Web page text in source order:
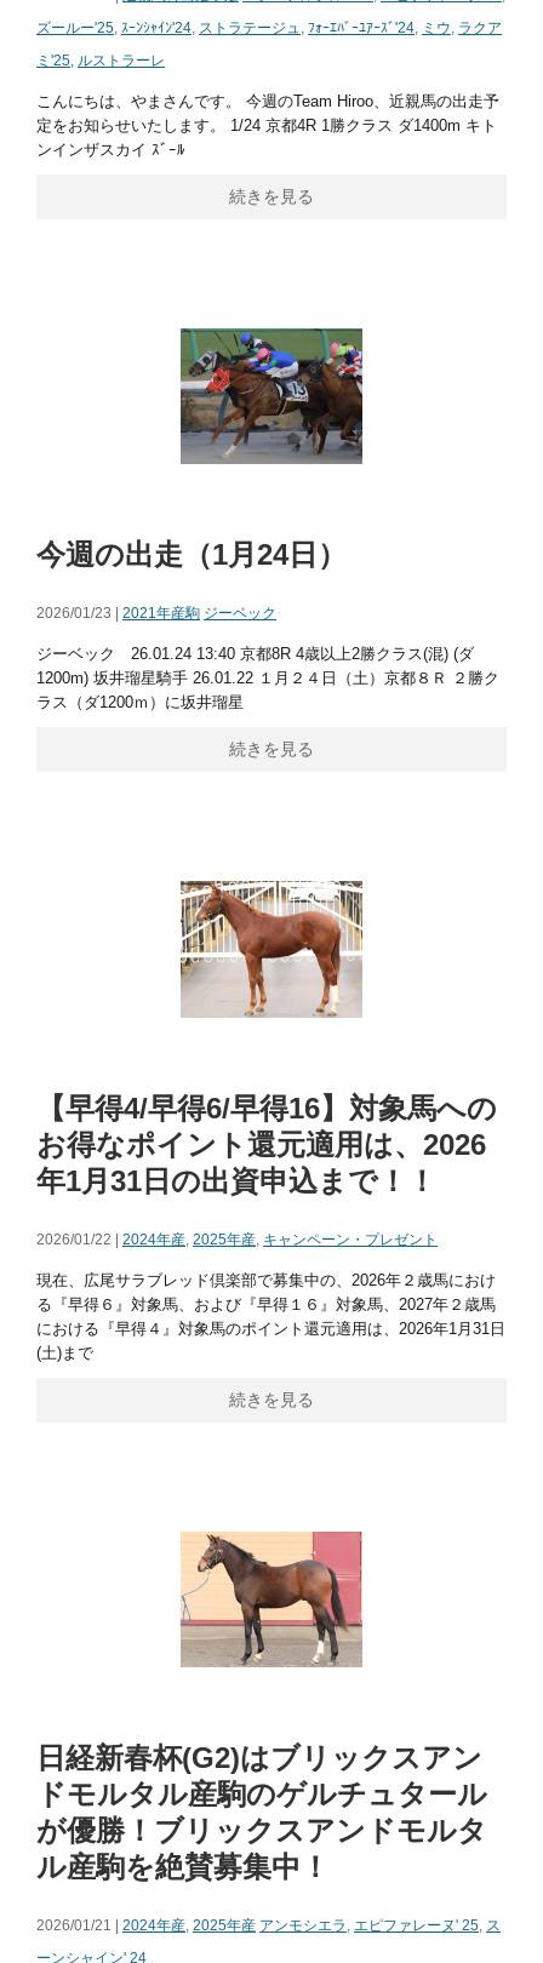
ズールー'25 ｽｰﾝｼｬｲﾝ'24 ストラテージュ ﾌｫｰｴﾊﾞｰﾕｱｰｽﾞ'24 ミウ ラクア
ミ'25 ルストラーレ
こんにちは、やまさんです。 今週のTeam Hiroo、近親馬の出走予
定をお知らせいたします。 1/24 京都4R 1勝クラス ダ1400m キト
ンインザスカイ ｽﾞｰﾙ
続きを見る
今週の出走（1月24日）
2026/01/23 | 2021年産駒 ジーベック
ジーベック 26.01.24 13:40 京都8R 4歳以上2勝クラス(混) (ダ
1200m) 坂井瑠星騎手 26.01.22 １月２４日（土）京都８Ｒ ２勝ク
ラス（ダ1200ｍ）に坂井瑠星
続きを見る
【早得4/早得6/早得16】対象馬への
お得なポイント還元適用は、2026
年1月31日の出資申込まで！！
2026/01/22 | 2024年産 2025年産 キャンペーン・プレゼント
現在、広尾サラブレッド倶楽部で募集中の、2026年２歳馬におけ
る『早得６』対象馬、および『早得１６』対象馬、2027年２歳馬
における『早得４』対象馬のポイント還元適用は、2026年1月31日
(土)まで
続きを見る
日経新春杯(G2)はブリックスアン
ドモルタル産駒のゲルチュタール
が優勝！ブリックスアンドモルタ
ル産駒を絶賛募集中！
2026/01/21 | 2024年産, 2025年産 アンモシエラ , エピファレーヌ' 25, ス
ーンシャイン' 24